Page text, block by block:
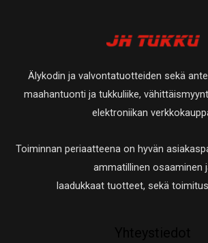
Älykodin ja valvontatuotteiden sekä
maahantuonti ja tukkuliike,
elektroniikan
Toiminnan periaatteena on hyvän
ammatillinen osaaminen
laadukkaat tuotteet, sekä